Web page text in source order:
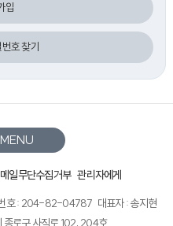
입
호 찾기
일무단수집거부 관리자에게
호 : 204-82-04787 대표자 : 송지현
로구 사직로 102, 204호